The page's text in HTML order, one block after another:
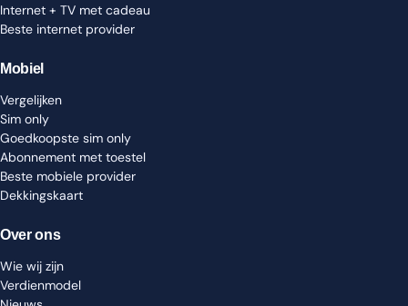
Internet + TV met cadeau
Beste internet provider
Mobiel
Vergelijken
Sim only
Goedkoopste sim only
Abonnement met toestel
Beste mobiele provider
Dekkingskaart
Over ons
Wie wij zijn
Verdienmodel